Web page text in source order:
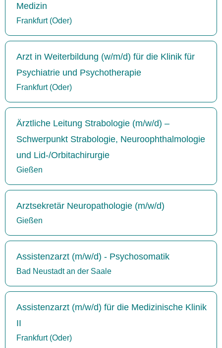
Medizin
Frankfurt (Oder)
Arzt in Weiterbildung (w/m/d) für die Klinik für
Psychiatrie und Psychotherapie
Frankfurt (Oder)
Ärztliche Leitung Strabologie (m/w/d) –
Schwerpunkt Strabologie, Neuroophthalmologie
und Lid-/Orbitachirurgie
Gießen
Arztsekretär Neuropathologie (m/w/d)
Gießen
Assistenzarzt (m/w/d) - Psychosomatik
Bad Neustadt an der Saale
Assistenzarzt (m/w/d) für die Medizinische Klinik
II
Frankfurt (Oder)